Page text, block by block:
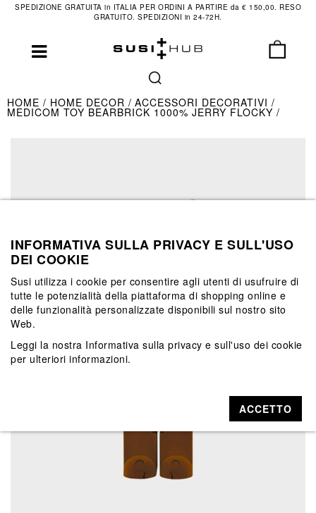
SPEDIZIONE GRATUITA in ITALIA PER ORDINI A PARTIRE da € 150,00. RESO
GRATUITO. SPEDIZIONI in 24-72H.
HOME HOME DECOR ACCESSORI DECORATIVI
MEDICOM TOY BEARBRICK 1000% JERRY FLOCKY
INFORMATIVA SULLA PRIVACY E SULL'USO
DEI COOKIE
Susi utilizza i cookie per consentire agli utenti di usufruire di
tutte le potenzialità della piattaforma di shopping online e
delle funzionalità personalizzate disponibili sul nostro sito
Web.
Leggi la nostra Informativa sulla privacy e sull'uso dei cookie
per ulteriori informazioni.
ACCETTO